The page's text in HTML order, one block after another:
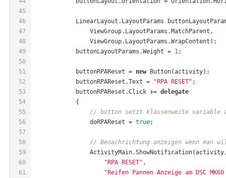
45
46
47
48
49
50
51
52
53
54
55
56
57
58
59
60
61
LinearLayout.LayoutParams
                ViewGroup.LayoutParams.MatchParent,
                ViewGroup.LayoutParams.WrapContent);
            buttonLayoutParams.Weight =
1;
            buttonRPAReset =
new Button(activity);
            buttonRPAReset.Text =
"RPA RESET" ;
            buttonRPAReset.Click +=
delegate
            {
// button setzt klassenweite variable
                doRPAReset =
true;
// Benachrichtung anzeigen wenn man
"RPA RESET" ,
"Reifen Pannen Anzeige am DSC